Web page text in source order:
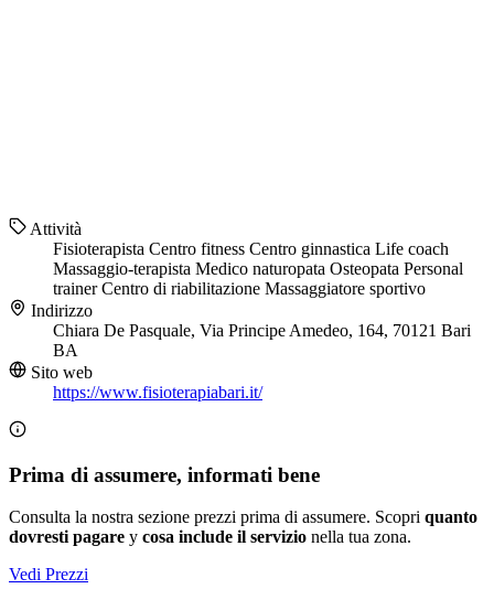
Attività
Fisioterapista Centro fitness Centro ginnastica Life coach
Massaggio-terapista Medico naturopata Osteopata Personal
trainerCentro di riabilitazione Massaggiatore sportivo
Indirizzo
Chiara De Pasquale, Via Principe Amedeo, 164, 70121 Bari
BA
Sito web
https://www.fisioterapiabari.it/
Prima di assumere, informati bene
Consulta la nostra sezione prezzi prima di assumere. Scopri quanto
dovresti pagare y cosa include il servizio nella tua zona.
Vedi Prezzi